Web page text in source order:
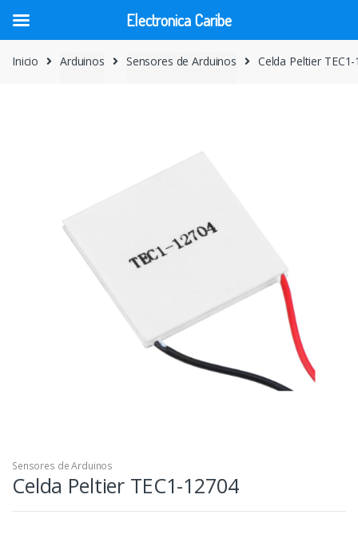
Inicio Arduinos Sensores de Arduinos Celda Peltier
Sensores de Arduinos
Celda Peltier TEC1-12704
Electronica Caribe